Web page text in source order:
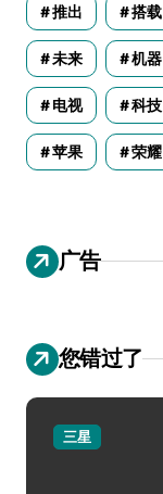
推出 搭载
未来 机器
电视 科技
苹果 荣耀
广告
您错过了
三星